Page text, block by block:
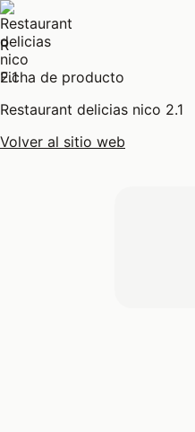
R
Ficha de producto
Restaurant delicias nico 2.1
Volver al sitio web